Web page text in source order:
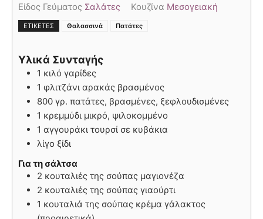
Είδος Γεύματος Σαλάτες Κουζίνα Μεσογειακή
ΕΤΙΚΈΤΕΣ Θαλασσινά Πατάτες
Υλικά Συνταγής
1 κιλό γαρίδες
1 φλιτζάνι αρακάς βρασμένος
800 γρ. πατάτες, βρασμένες, ξεφλουδισμένες
1 κρεμμύδι μικρό, ψιλοκομμένο
1 αγγουράκι τουρσί σε κυβάκια
λίγο ξίδι
Για τη σάλτσα
2 κουταλιές της σούπας μαγιονέζα
2 κουταλιές της σούπας γιαούρτι
1 κουταλιά της σούπας κρέμα γάλακτος